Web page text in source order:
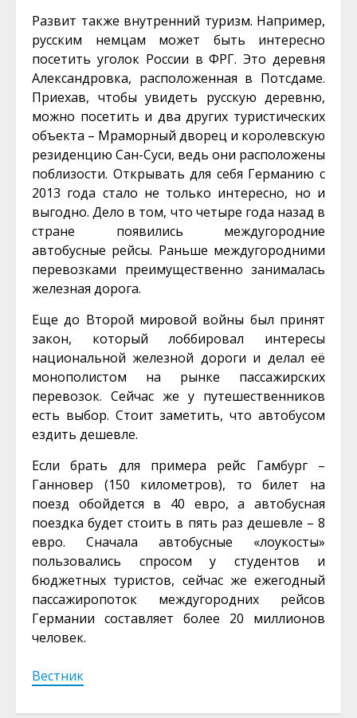
Развит также внутренний туризм. Например,
русским немцам может быть интересно
посетить уголок России в ФРГ. Это деревня
Александровка, расположенная в Потсдаме.
Приехав, чтобы увидеть русскую деревню,
можно посетить и два других туристических
объекта – Мраморный дворец и королевскую
резиденцию Сан-Суси, ведь они расположены
поблизости. Открывать для себя Германию с
2013 года стало не только интересно, но и
выгодно. Дело в том, что четыре года назад в
стране появились междугородние
автобусные рейсы. Раньше междугородними
перевозками преимущественно занималась
железная дорога.
Еще до Второй мировой войны был принят
закон, который лоббировал интересы
национальной железной дороги и делал её
монополистом на рынке пассажирских
перевозок. Сейчас же у путешественников
есть выбор. Стоит заметить, что автобусом
ездить дешевле.
Если брать для примера рейс Гамбург –
Ганновер (150 километров), то билет на
поезд обойдется в 40 евро, а автобусная
поездка будет стоить в пять раз дешевле – 8
евро. Сначала автобусные «лоукосты»
пользовались спросом у студентов и
бюджетных туристов, сейчас же ежегодный
пассажиропоток междугородних рейсов
Германии составляет более 20 миллионов
человек.
Вестник